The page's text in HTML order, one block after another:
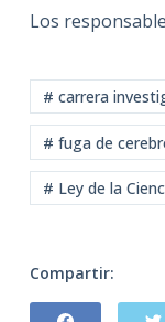
Los
# carrera
# fuga de
# Ley de la
Compartir: